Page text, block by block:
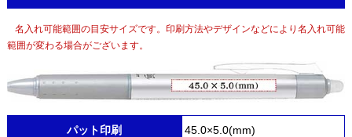
名入れ可能範囲の目安サイズです。印刷方法やデザインなどにより名入れ可能
範囲が変わる場合がございます。
パット印刷 45.0×5.0(mm)